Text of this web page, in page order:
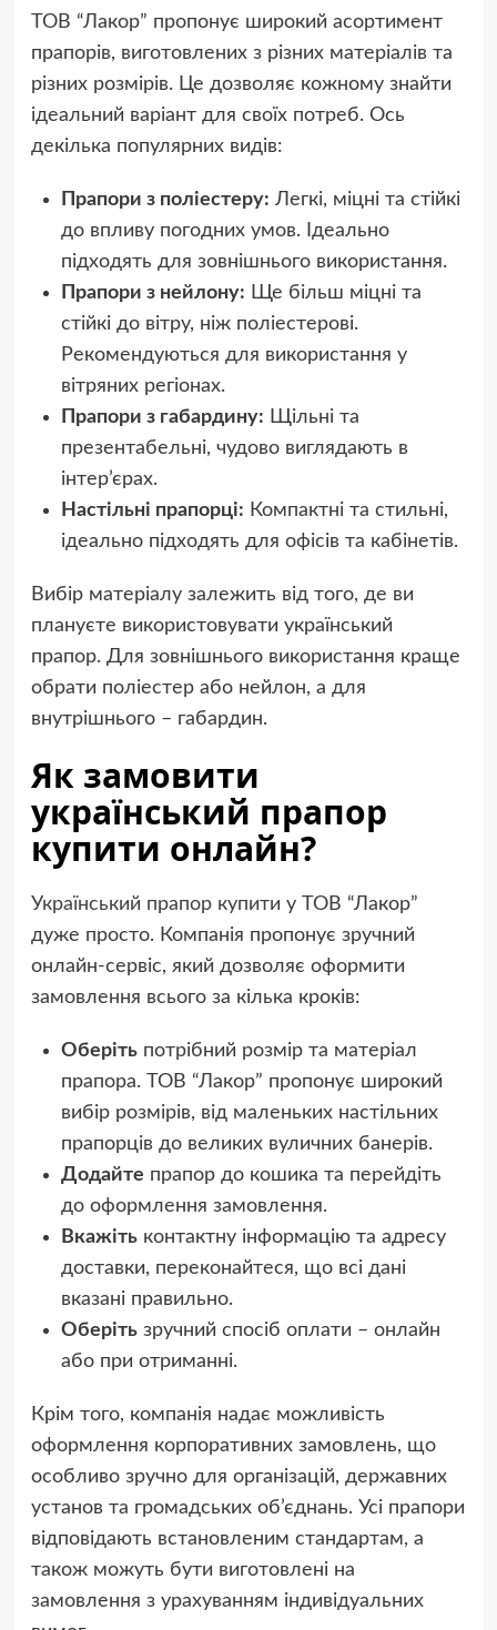
ТОВ “Лакор” пропонує широкий асортимент
прапорів, виготовлених з різних матеріалів та
різних розмірів. Це дозволяє кожному знайти
ідеальний варіант для своїх потреб. Ось
декілька популярних видів:
Прапори з поліестеру: Легкі, міцні та стійкі
до впливу погодних умов. Ідеально
підходять для зовнішнього використання.
Прапори з нейлону: Ще більш міцні та
стійкі до вітру, ніж поліестерові.
Рекомендуються для використання у
вітряних регіонах.
Прапори з габардину: Щільні та
презентабельні, чудово виглядають в
інтер’єрах.
Настільні прапорці: Компактні та стильні,
ідеально підходять для офісів та кабінетів.
Вибір матеріалу залежить від того, де ви
плануєте використовувати український
прапор. Для зовнішнього використання краще
обрати поліестер або нейлон, а для
внутрішнього – габардин.
Як замовити
український прапор
купити онлайн?
Український прапор купити у ТОВ “Лакор”
дуже просто. Компанія пропонує зручний
онлайн-сервіс, який дозволяє оформити
замовлення всього за кілька кроків:
Оберітьпотрібний розмір та матеріал
прапора. ТОВ “Лакор” пропонує широкий
вибір розмірів, від маленьких настільних
прапорців до великих вуличних банерів.
Додайте прапор до кошика та перейдіть
до оформлення замовлення.
Вкажітьконтактну інформацію та адресу
доставки, переконайтеся, що всі дані
вказані правильно.
Оберітьзручний спосіб оплати – онлайн
або при отриманні.
Крім того, компанія надає можливість
оформлення корпоративних замовлень, що
особливо зручно для організацій, державних
установ та громадських об’єднань. Усі прапори
відповідають встановленим стандартам, а
також можуть бути виготовлені на
замовлення з урахуванням індивідуальних